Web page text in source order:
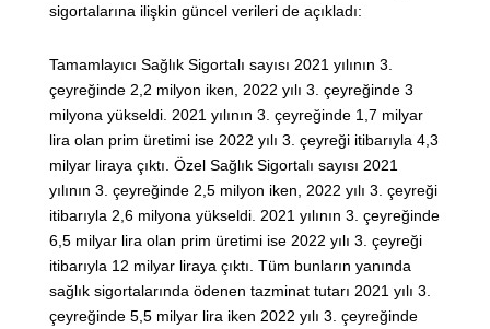
sigortalarına ilişkin güncel verileri de açıkladı:
Tamamlayıcı Sağlık Sigortalı sayısı 2021 yılının 3.
çeyreğinde 2,2 milyon iken, 2022 yılı 3. çeyreğinde 3
milyona yükseldi. 2021 yılının 3. çeyreğinde 1,7 milyar
lira olan prim üretimi ise 2022 yılı 3. çeyreği itibarıyla 4,3
milyar liraya çıktı. Özel Sağlık Sigortalı sayısı 2021
yılının 3. çeyreğinde 2,5 milyon iken, 2022 yılı 3. çeyreği
itibarıyla 2,6 milyona yükseldi. 2021 yılının 3. çeyreğinde
6,5 milyar lira olan prim üretimi ise 2022 yılı 3. çeyreği
itibarıyla 12 milyar liraya çıktı. Tüm bunların yanında
sağlık sigortalarında ödenen tazminat tutarı 2021 yılı 3.
çeyreğinde 5,5 milyar lira iken 2022 yılı 3. çeyreğinde